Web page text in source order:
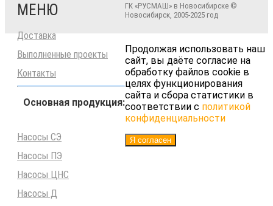
МЕНЮ
Доставка
Выполненные проекты
Контакты
Основная продукция:
Насосы СЭ
Насосы ПЭ
Насосы ЦНС
Насосы Д
ГК «РУСМАШ» в Новосибирске ©
Новосибирск, 2005-2025 год
Продолжая использовать наш
сайт, вы даёте согласие на
обработку файлов cookie в
целях функционирования
сайта и сбора статистики в
соответствии с политикой
конфиденциальности
Я согласен